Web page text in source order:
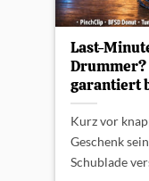
Last-
Drummer?
garantiert
Kurz vor
Geschenk
Schublade